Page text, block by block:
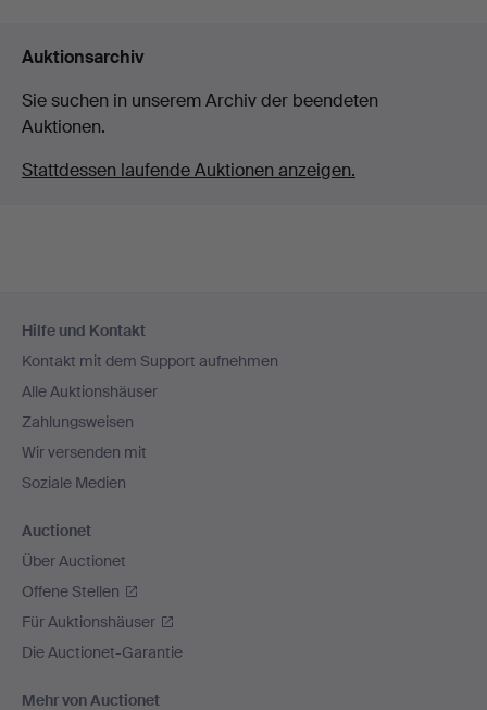
Auktionsarchiv
Sie suchen in unserem Archiv der beendeten
Auktionen.
Stattdessen laufende Auktionen anzeigen.
Navigation
Hilfe und Kontakt
Kontakt mit dem Support aufnehmen
Alle Auktionshäuser
Zahlungsweisen
Wir versenden mit
Soziale Medien
Auctionet
Über Auctionet
Offene Stellen
Für Auktionshäuser
Die Auctionet-Garantie
Mehr von Auctionet